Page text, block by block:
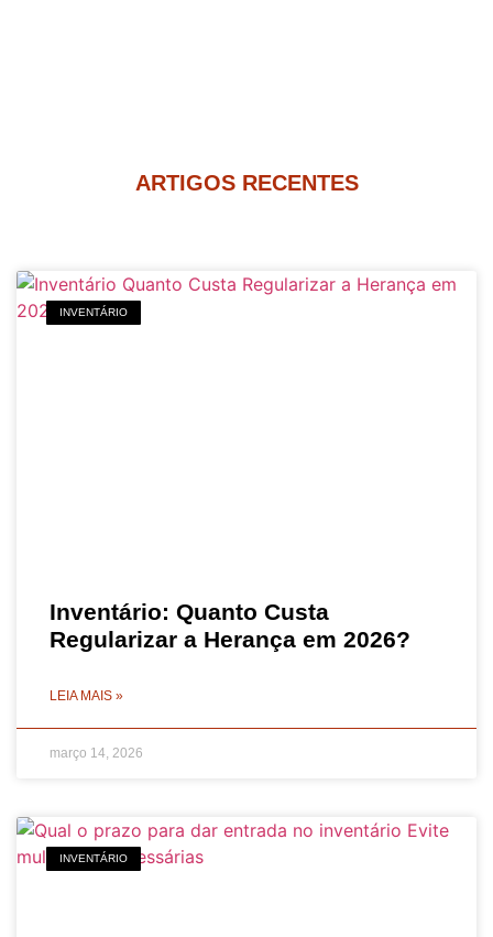
ARTIGOS RECENTES
INVENTÁRIO
Inventário: Quanto Custa
Regularizar a Herança em 2026?
LEIA MAIS »
março 14, 2026
INVENTÁRIO